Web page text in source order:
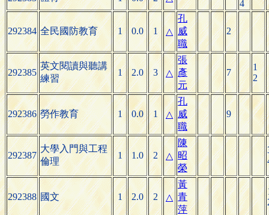
4
292384 全民國防教育 1 0.0 1 △
孔
威
職
2
292385
英文閱讀與聽講
練習
1 2.0 3 △
張
彥
元
7
1
2
292386 勞作教育 1 0.0 1 △
孔
威
職
9
292387
大學入門與工程
倫理
1 1.0 2 △
陳
昭
榮
292388 國文 1 2.0 2 △
黃
青
萍